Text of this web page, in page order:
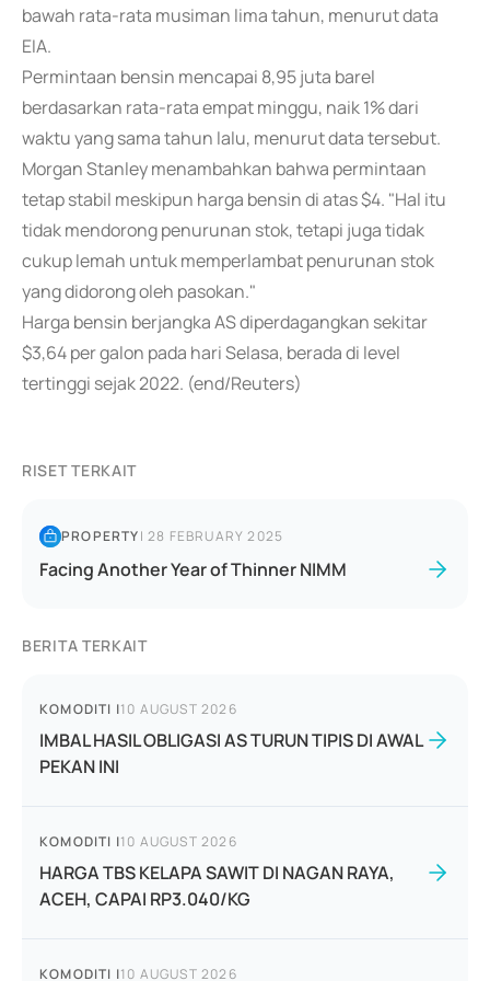
bawah rata-rata musiman lima tahun, menurut data
EIA.
Permintaan bensin mencapai 8,95 juta barel
berdasarkan rata-rata empat minggu, naik 1% dari
waktu yang sama tahun lalu, menurut data tersebut.
Morgan Stanley menambahkan bahwa permintaan
tetap stabil meskipun harga bensin di atas $4. "Hal itu
tidak mendorong penurunan stok, tetapi juga tidak
cukup lemah untuk memperlambat penurunan stok
yang didorong oleh pasokan."
Harga bensin berjangka AS diperdagangkan sekitar
$3,64 per galon pada hari Selasa, berada di level
tertinggi sejak 2022. (end/Reuters)
RISET TERKAIT
PROPERTY|28 FEBRUARY 2025
Facing Another Year of Thinner NIMM
BERITA TERKAIT
KOMODITI |10 AUGUST 2026
IMBAL HASIL OBLIGASI AS TURUN TIPIS DI AWAL
PEKAN INI
KOMODITI |10 AUGUST 2026
HARGA TBS KELAPA SAWIT DI NAGAN RAYA,
ACEH, CAPAI RP3.040/KG
KOMODITI |10 AUGUST 2026